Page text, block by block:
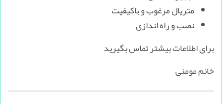
متریال مرغوب و باکیفیت
نصب و راه اندازی
برای اطلاعات بیشتر تماس بگیرید
خانم مومنی